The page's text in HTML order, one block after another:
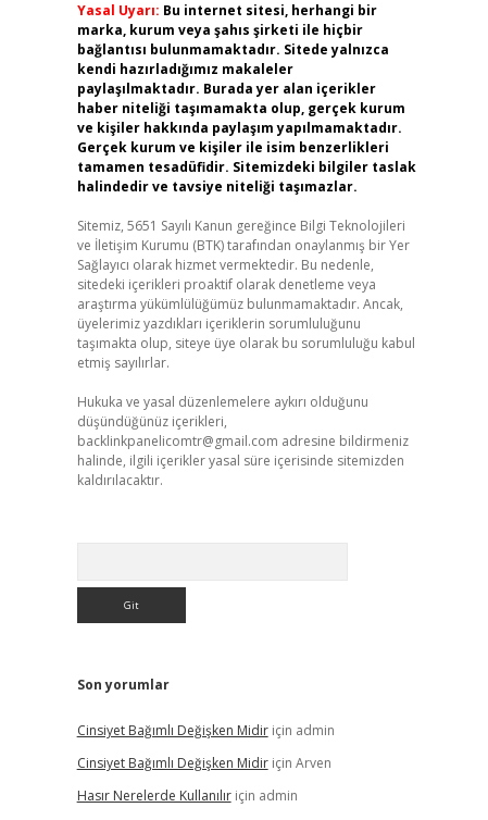
Yasal Uyarı: Bu internet sitesi, herhangi bir
marka, kurum veya şahıs şirketi ile hiçbir
bağlantısı bulunmamaktadır. Sitede yalnızca
kendi hazırladığımız makaleler
paylaşılmaktadır. Burada yer alan içerikler
haber niteliği taşımamakta olup, gerçek kurum
ve kişiler hakkında paylaşım yapılmamaktadır.
Gerçek kurum ve kişiler ile isim benzerlikleri
tamamen tesadüfidir. Sitemizdeki bilgiler taslak
halindedir ve tavsiye niteliği taşımazlar.
Sitemiz, 5651 Sayılı Kanun gereğince Bilgi Teknolojileri
ve İletişim Kurumu (BTK) tarafından onaylanmış bir Yer
Sağlayıcı olarak hizmet vermektedir. Bu nedenle,
sitedeki içerikleri proaktif olarak denetleme veya
araştırma yükümlülüğümüz bulunmamaktadır. Ancak,
üyelerimiz yazdıkları içeriklerin sorumluluğunu
taşımakta olup, siteye üye olarak bu sorumluluğu kabul
etmiş sayılırlar.
Hukuka ve yasal düzenlemelere aykırı olduğunu
düşündüğünüz içerikleri,
backlinkpanelicomtr@gmail.com adresine bildirmeniz
halinde, ilgili içerikler yasal süre içerisinde sitemizden
kaldırılacaktır.
Son yorumlar
Cinsiyet Bağımlı Değişken Midiriçin admin
Cinsiyet Bağımlı Değişken Midiriçin Arven
Hasır Nerelerde Kullanılıriçin admin